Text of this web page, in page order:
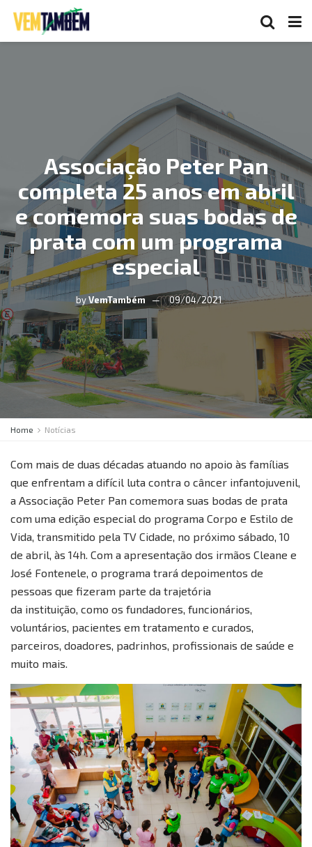
Associação Peter Pan
completa 25 anos em abril
e comemora suas bodas de
prata com um programa
especial
by VemTambém 09/04/2021
Home Notícias
Com mais de duas décadas atuando no apoio às famílias
que enfrentam a difícil luta contra o câncer infantojuvenil,
a Associação Peter Pan comemora suas bodas de prata
com uma edição especial do programa Corpo e Estilo de
Vida, transmitido pela TV Cidade, no próximo sábado, 10
de abril, às 14h. Com a apresentação dos irmãos Cleane e
José Fontenele, o programa trará depoimentos de
pessoas que fizeram parte da trajetória
da instituição, como os fundadores, funcionários,
voluntários, pacientes em tratamento e curados,
parceiros, doadores, padrinhos, profissionais de saúde e
muito mais.